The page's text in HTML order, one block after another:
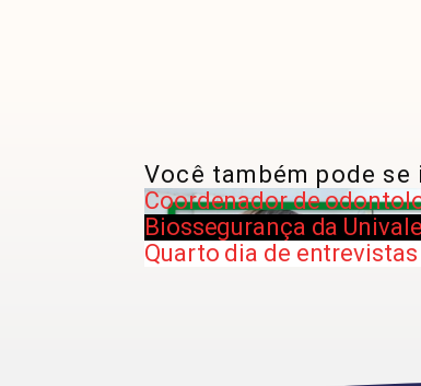
Você também pode
Coordenador de
Biossegurança da
Quarto dia de